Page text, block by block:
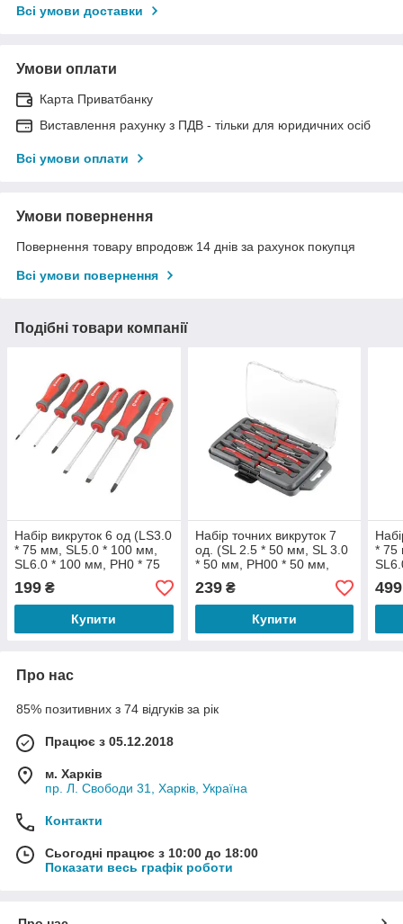
Всі умови доставки
Умови оплати
Карта Приватбанку
Виставлення рахунку з ПДВ - тільки для юридичних осіб
Всі умови оплати
Умови повернення
Повернення товару впродовж 14 днів за рахунок покупця
Всі умови повернення
Подібні товари компанії
Набір викруток 6 од (LS3.0
* 75 мм, SL5.0 * 100 мм,
SL6.0 * 100 мм, PH0 * 75
мм, PH1 * 75 мм, PH2 *
100 мм)
199 ₴
Купити
Набір точних викруток 7
од. (SL 2.5 * 50 мм, SL 3.0
* 50 мм, PH00 * 50 мм,
PH0 * 50 мм, T6 * 50 мм,
T7 * 50 мм, T8 *
239₴
Купити
* 75
499
Про нас
85% позитивних з 74 відгуків за рік
Працює з 05.12.2018
м. Харків
пр. Л. Свободи 31, Харків, Україна
Контакти
Сьогодні працює з 10:00 до 18:00
Показати весь графік роботи